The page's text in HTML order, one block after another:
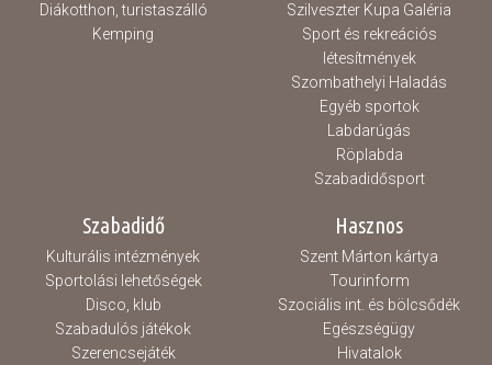
Diákotthon, turistaszálló
Kemping
Szilveszter Kupa Galéria
Sport és rekreációs
létesítmények
Szombathelyi Haladás
Egyéb sportok
Labdarúgás
Röplabda
Szabadidősport
Szabadidő
Kulturális intézmények
Sportolási lehetőségek
Disco, klub
Szabadulós játékok
Szerencsejáték
Hasznos
Szent Márton kártya
Tourinform
Szociális int. és bölcsődék
Egészségügy
Hivatalok